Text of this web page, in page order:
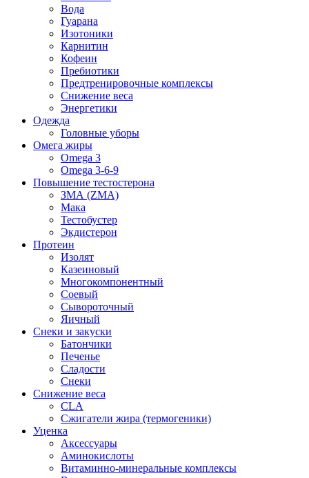
Вода
Гуарана
Изотоники
Карнитин
Кофеин
Пребиотики
Предтренировочные комплексы
Снижение веса
Энергетики
Одежда
Головные уборы
Омега жиры
Omega 3
Omega 3-6-9
Повышение тестостерона
ЗМА (ZMA)
Мака
Тестобустер
Экдистерон
Протеин
Изолят
Казеиновый
Многокомпонентный
Соевый
Сывороточный
Яичный
Снеки и закуски
Батончики
Печенье
Сладости
Снеки
Снижение веса
CLA
Сжигатели жира (термогеники)
Уценка
Аксессуары
Аминокислоты
Витаминно-минеральные комплексы